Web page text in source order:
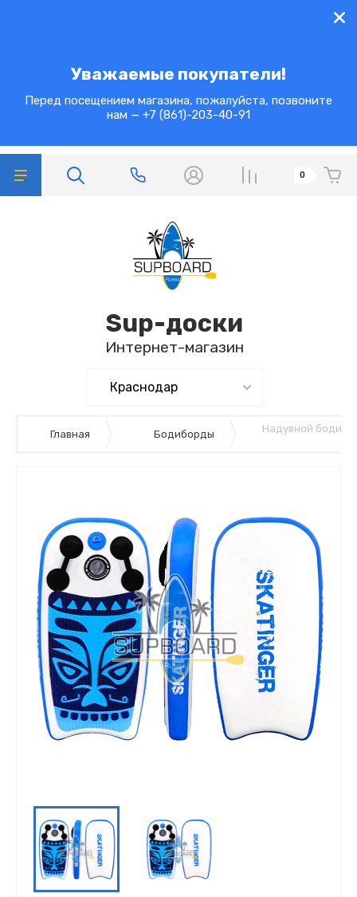
Уважаемые покупатели!
Перед посещением магазина, пожалуйста, позвоните
нам — +7 (861)-203-40-91
Sup-доски
Интернет-магазин
0
Главная Бодиборды Надувной